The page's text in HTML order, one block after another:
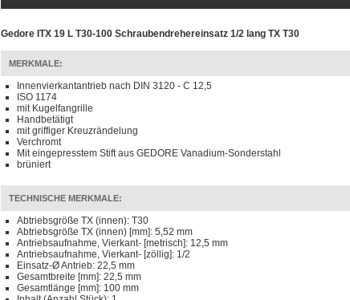
Gedore ITX 19 L T30-100 Schraubendrehereinsatz 1/2 lang TX T30
MERKMALE:
Innenvierkantantrieb nach DIN 3120 - C 12,5
ISO 1174
mit Kugelfangrille
Handbetätigt
mit griffiger Kreuzrändelung
Verchromt
Mit eingepresstem Stift aus GEDORE Vanadium-Sonderstahl
brüniert
TECHNISCHE MERKMALE:
Abtriebsgröße TX (innen): T30
Abtriebsgröße TX (innen) [mm]: 5,52 mm
Antriebsaufnahme, Vierkant- [metrisch]: 12,5 mm
Antriebsaufnahme, Vierkant- [zöllig]: 1/2
Einsatz-Ø Antrieb: 22,5 mm
Gesamtbreite [mm]: 22,5 mm
Gesamtlänge [mm]: 100 mm